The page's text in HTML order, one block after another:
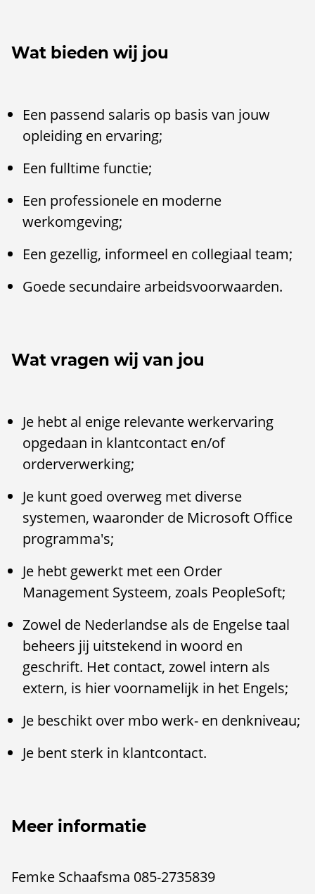
Wat bieden wij jou
Een passend salaris op basis van jouw
opleiding en ervaring;
Een fulltime functie;
Een professionele en moderne
werkomgeving;
Een gezellig, informeel en collegiaal team;
Goede secundaire arbeidsvoorwaarden.
Wat vragen wij van jou
Je hebt al enige relevante werkervaring
opgedaan in klantcontact en/of
orderverwerking;
Je kunt goed overweg met diverse
systemen, waaronder de Microsoft Office
programma's;
Je hebt gewerkt met een Order
Management Systeem, zoals PeopleSoft;
Zowel de Nederlandse als de Engelse taal
beheers jij uitstekend in woord en
geschrift. Het contact, zowel intern als
extern, is hier voornamelijk in het Engels;
Je beschikt over mbo werk- en denkniveau;
Je bent sterk in klantcontact.
Meer informatie
Femke Schaafsma 085-2735839